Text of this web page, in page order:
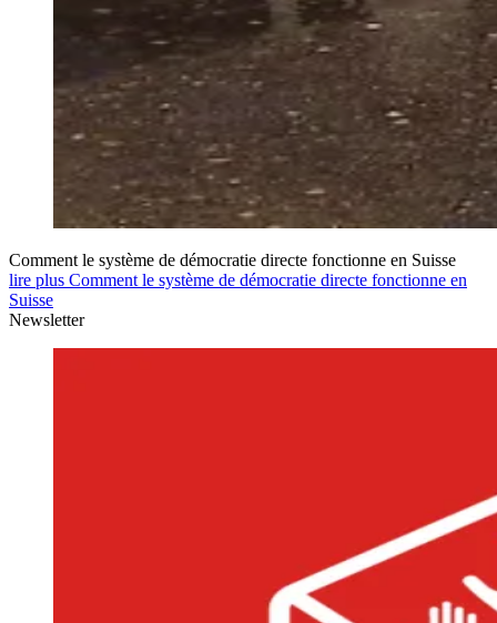
Comment le système de démocratie directe fonctionne en Suisse
lire plus Comment le système de démocratie directe fonctionne en
Suisse
Newsletter